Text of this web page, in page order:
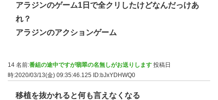
アラジンのゲーム1日で全クリしたけどなんだっけあ
れ？
アラジンのアクションゲーム
14 名前:番組の途中ですが翡翠の名無しがお送りします 投稿日
時:2020/03/13(金) 09:35:46.125 ID:bJxYDHWQ0
移植を抜かれると何も言えなくなる